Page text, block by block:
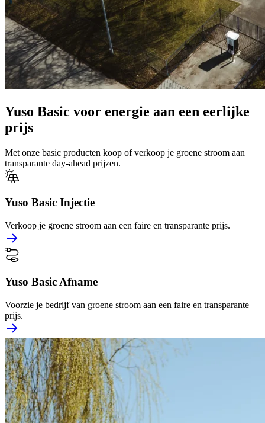
Yuso Basic voor energie aan een eerlijke
prijs
Met onze basic producten koop of verkoop je groene stroom aan
transparante day-ahead prijzen.
Yuso Basic Injectie
Verkoop je groene stroom aan een faire en transparante prijs.
Yuso Basic Afname
Voorzie je bedrijf van groene stroom aan een faire en transparante
prijs.